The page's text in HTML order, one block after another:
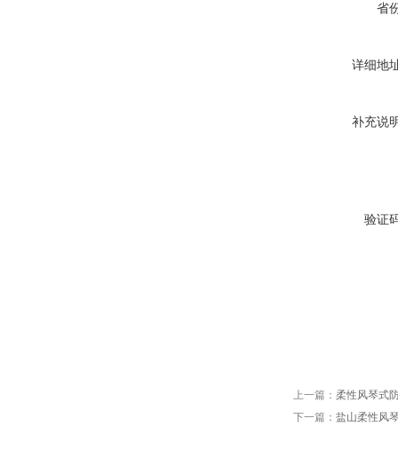
省
详细地
补充说
验证
上一篇： 柔性风琴式
下一篇： 盐山柔性风